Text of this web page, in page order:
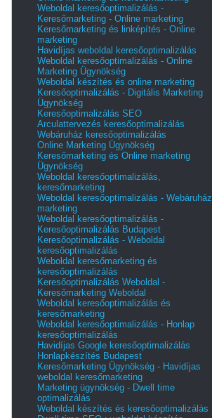
Weboldal keresőoptimalizálás -
Keresőmarketing - Online marketing
Keresőmarketing és linképítés - Online
marketing
Havidíjas weboldal keresőoptimalizálás
Weboldal keresőoptimalizálás - Online
Marketing Ügynökség
Weboldal készítés és online marketing
Keresőoptimalizálás - Digitális Marketing
Ügynökség
Keresőoptimalizálás SEO
Arculattervezés keresőoptimalizálás
Webáruház keresőoptimalizálás
Online Marketing Ügynökség
Keresőmarketing és Online marketing
Ügynökség
Weboldal keresőoptimalizálás,
keresőmarketing
Weboldal keresőoptimalizálás - Webáruház
marketing
Weboldal keresőoptimalizálás -
Keresőoptimalizálás Budapest
Keresőoptimalizálás - Weboldal
keresőoptimalizálás
Weboldal keresőmarketing és
keresőoptimalizálás
Keresőoptimalizálás Weboldal -
Keresőmarketing Weboldal
Weboldal keresőoptimalizálás és
keresőmarketing
Weboldal keresőoptimalizálás - Honlap
keresőoptimalizálás
Havidíjas Google keresőoptimalizálás
Honlapkészítés Budapest
Keresőmarketing Ügynökség - Havidíjas
weboldal keresőmarketing
Marketing ügynökség - Dwell time
optimalizálás
Weboldal készítés és keresőoptimalizálás